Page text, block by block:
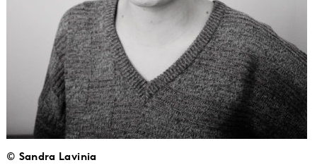
© Sandra Lavinia